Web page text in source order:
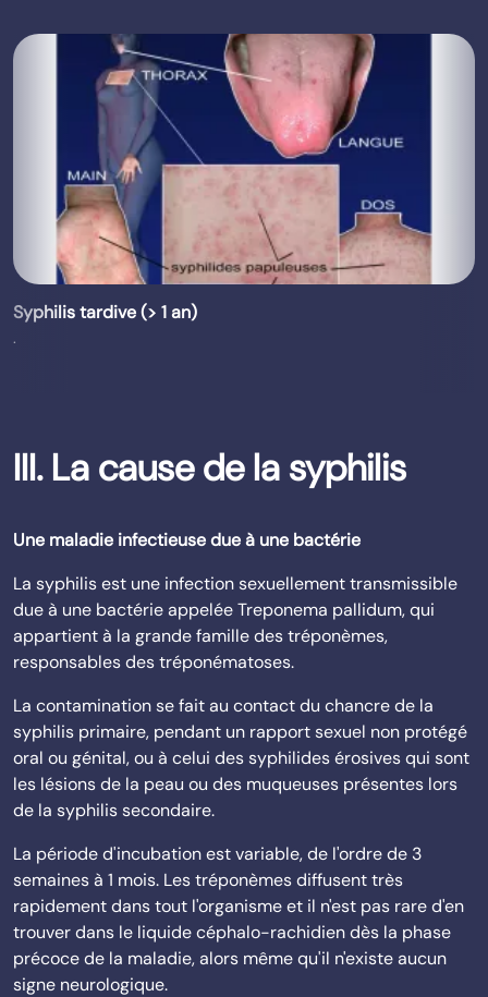
Syphilis tardive (> 1 an)
.
III. La cause de la syphilis
Une maladie infectieuse due à une bactérie
La syphilis est une infection sexuellement transmissible
due à une bactérie appelée Treponema pallidum, qui
appartient à la grande famille des tréponèmes,
responsables des tréponématoses.
La contamination se fait au contact du chancre de la
syphilis primaire, pendant un rapport sexuel non protégé
oral ou génital, ou à celui des syphilides érosives qui sont
les lésions de la peau ou des muqueuses présentes lors
de la syphilis secondaire.
La période d'incubation est variable, de l'ordre de 3
semaines à 1 mois. Les tréponèmes diffusent très
rapidement dans tout l'organisme et il n'est pas rare d'en
trouver dans le liquide céphalo-rachidien dès la phase
précoce de la maladie, alors même qu'il n'existe aucun
signe neurologique.